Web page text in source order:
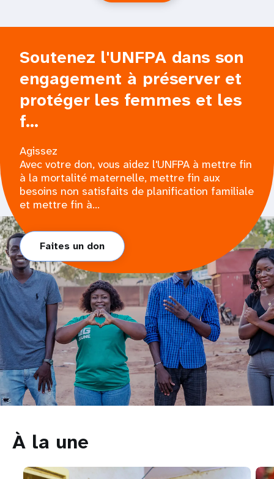
Soutenez l'UNFPA dans son
engagement à préserver et
protéger les femmes et les
f...
Agissez
Avec votre don, vous aidez l'UNFPA à mettre fin
à la mortalité maternelle, mettre fin aux
besoins non satisfaits de planification familiale
et mettre fin à...
Faites un don
À la une